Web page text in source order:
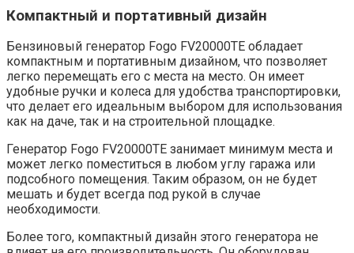
Компактный и портативный дизайн
Бензиновый генератор Fogo FV20000TE обладает
компактным и портативным дизайном, что позволяет
легко перемещать его с места на место. Он имеет
удобные ручки и колеса для удобства транспортировки,
что делает его идеальным выбором для использования
как на даче, так и на строительной площадке.
Генератор Fogo FV20000TE занимает минимум места и
может легко поместиться в любом углу гаража или
подсобного помещения. Таким образом, он не будет
мешать и будет всегда под рукой в случае
необходимости.
Более того, компактный дизайн этого генератора не